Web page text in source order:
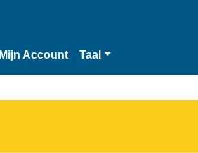
Mijn Account Taal